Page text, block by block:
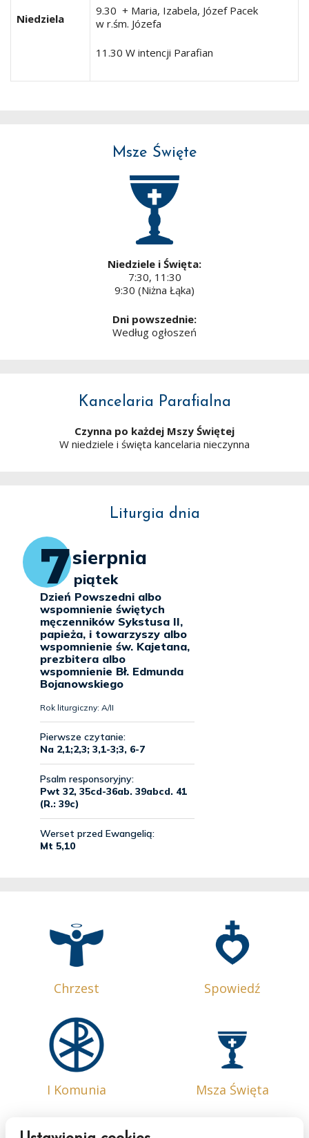
Niedziela
9.30 + Maria, Izabela, Józef Pacek
w r.śm. Józefa
11.30 W intencji Parafian
Msze Święte
Niedziele i Święta:
7:30, 11:30
9:30 (Niżna Łąka)
Dni powszednie:
Według ogłoszeń
Kancelaria Parafialna
Czynna po każdej Mszy Świętej
W niedziele i święta kancelaria nieczynna
Liturgia dnia
Chrzest Spowiedź
I Komunia Msza Święta